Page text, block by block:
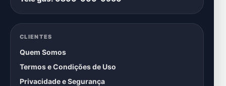
CLIENTES
Quem Somos
Termos e Condições de Uso
Privacidade e Segurança